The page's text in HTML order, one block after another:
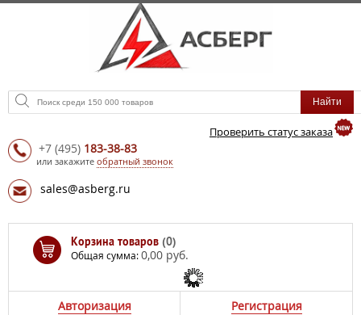
Проверить статус заказа
+7 (495) 183-38-83
или закажите обратный звонок
sales@asberg.ru
Корзина товаров (0)
Общая сумма:0,00 руб.
Авторизация Регистрация